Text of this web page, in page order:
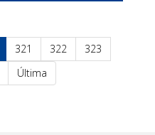
321 322
323
Última